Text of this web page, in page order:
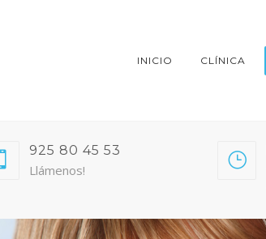
INICIO CLÍNICA
925 80 45 53
Llámenos!